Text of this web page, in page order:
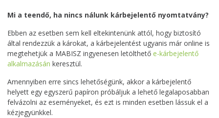
Mi a teendő, ha nincs nálunk kárbejelentő nyomtatvány?
Ebben az esetben sem kell eltekintenünk attól, hogy biztosító
által rendezzük a károkat, a kárbejelentést ugyanis már online is
megtehetjük a MABISZ ingyenesen letölthető e-kárbejelentő
alkalmazásán keresztül.
Amennyiben erre sincs lehetőségünk, akkor a kárbejelentő
helyett egy egyszerű papíron próbáljuk a lehető legalaposabban
felvázolni az eseményeket, és ezt is minden esetben lássuk el a
kézjegyünkkel.